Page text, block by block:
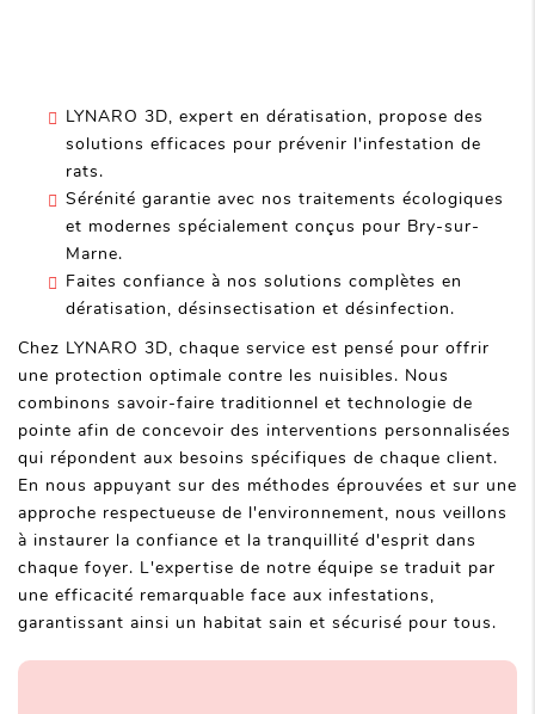
LYNARO 3D, expert en dératisation, propose des
solutions efficaces pour prévenir l'infestation de
rats.
Sérénité garantie avec nos traitements écologiques
et modernes spécialement conçus pour Bry-sur-
Marne.
Faites confiance à nos solutions complètes en
dératisation, désinsectisation et désinfection.
Chez LYNARO 3D, chaque service est pensé pour offrir
une protection optimale contre les nuisibles. Nous
combinons savoir-faire traditionnel et technologie de
pointe afin de concevoir des interventions personnalisées
qui répondent aux besoins spécifiques de chaque client.
En nous appuyant sur des méthodes éprouvées et sur une
approche respectueuse de l'environnement, nous veillons
à instaurer la confiance et la tranquillité d'esprit dans
chaque foyer. L'expertise de notre équipe se traduit par
une efficacité remarquable face aux infestations,
garantissant ainsi un habitat sain et sécurisé pour tous.